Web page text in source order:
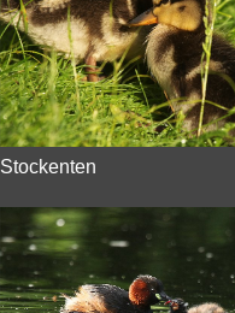
Stockenten